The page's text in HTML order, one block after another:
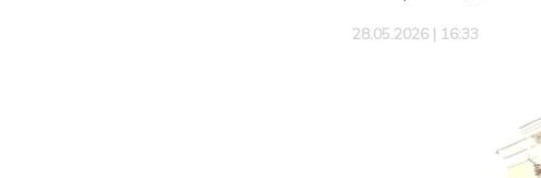
28.05.2026 | 16:33